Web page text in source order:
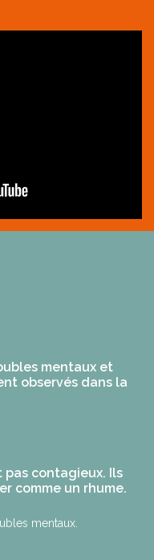
mentaux et
observés dans la
pas contagieux. Ils
comme un rhume.
mentaux.